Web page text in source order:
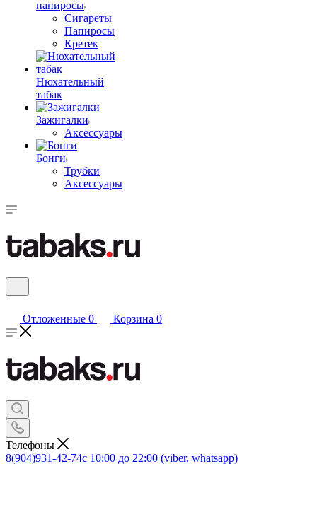
папиросы
Сигареты
Папиросы
Кретек
Нюхательный
табак
Зажигалки
Аксессуары
Бонги
Трубки
Аксессуары
Отложенные 0 Корзина 0
Телефоны
8(904)931-42-74с 10:00 до 22:00 (viber, whatsapp)